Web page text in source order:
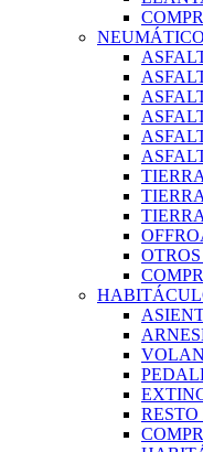
RESTO